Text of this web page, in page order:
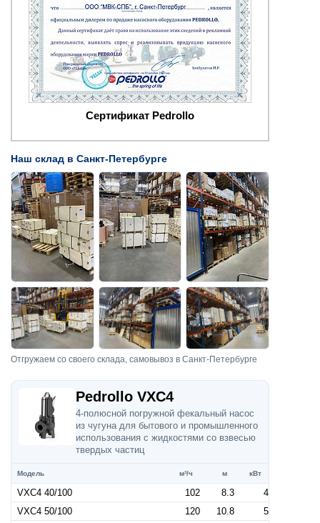
Сертификат Pedrollo
Наш склад в Санкт-Петербурге
Отгружаем со своего склада, самовывоз в Санкт-Петербурге
Pedrollo VXC4
4-полюсной погружной фекальный насос
из чугуна для бытового и промышленного
использования с жидкостями со взвесью
твердых частиц
Модель м³/ч м кВт
VXC4 40/100 102 8.3
4
VXC4 50/100
120 10.8
5